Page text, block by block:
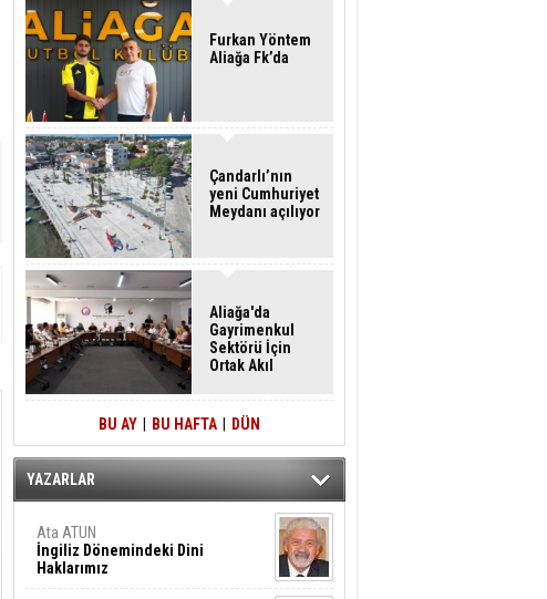
Furkan Yöntem
Aliağa Fk’da
Çandarlı’nın
yeni Cumhuriyet
Meydanı açılıyor
Aliağa'da
Gayrimenkul
Sektörü İçin
Ortak Akıl
BU AY BU HAFTA DÜN
YAZARLAR
Ata ATUN
İngiliz Dönemindeki Dini
Haklarımız